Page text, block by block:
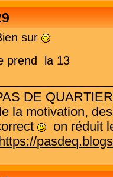
sur
prend la 13
DE
la motivation,
on réduit
https://